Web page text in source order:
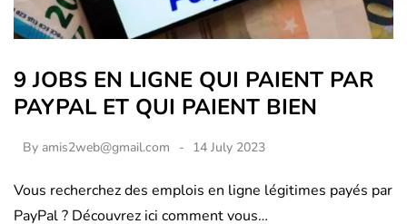
9 JOBS EN LIGNE QUI PAIENT PAR
PAYPAL ET QUI PAIENT BIEN
By amis2web@gmail.com 14 July 2023
Vous recherchez des emplois en ligne légitimes payés par
PayPal ? Découvrez ici comment vous…